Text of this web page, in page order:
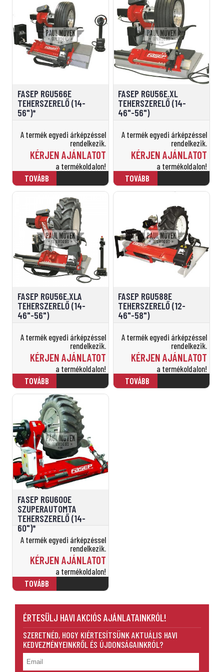
FASEP RGU566E
TEHERSZERELŐ (14-
56")*
A termék egyedi árképzéssel
rendelkezik.
KÉRJEN AJÁNLATOT
a termékoldalon!
FASEP RGU56E.XL
TEHERSZERELŐ (14-
46"-56")
A termék egyedi árképzéssel
rendelkezik.
KÉRJEN AJÁNLATOT
a termékoldalon!
FASEP RGU56E.XLA
TEHERSZERELŐ (14-
46"-56")
A termék egyedi árképzéssel
rendelkezik.
KÉRJEN AJÁNLATOT
a termékoldalon!
FASEP RGU588E
TEHERSZERELŐ (12-
46"-58")
A termék egyedi árképzéssel
rendelkezik.
KÉRJEN AJÁNLATOT
a termékoldalon!
FASEP RGU600E
SZUPERAUTOMTA
TEHERSZERELŐ (14-
60")*
A termék egyedi árképzéssel
rendelkezik.
KÉRJEN AJÁNLATOT
a termékoldalon!
ÉRTESÜLJ HAVI AKCIÓS AJÁNLATAINKRÓL!
SZERETNÉD, HOGY KIÉRTESÍTSÜNK AKTUÁLIS HAVI
KEDVEZMÉNYEINKRŐL ÉS ÚJDONSÁGAINKRÓL?